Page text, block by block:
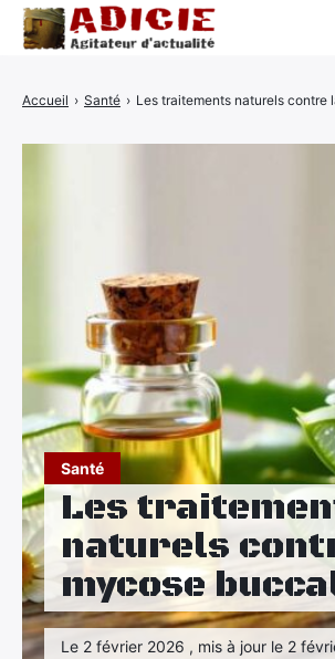
Santé
Les
naturels
mycose
Le 2 février 2026 , mis à jour le 2
Accueil › Santé › Les traitements naturels contre
High-Tech
Insolite
Lifestyle
Maison
Santé
Sport
Tourisme